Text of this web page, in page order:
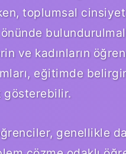
toplumsal cinsiyet
ve kadınların
eğitimde
gösterebilir.
genellikle